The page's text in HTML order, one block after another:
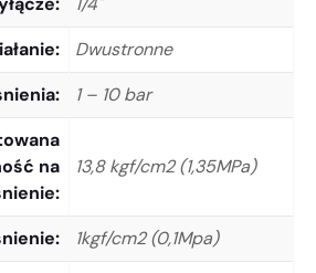
Dwustronne
1 – 10 bar
na
13,8 kgf/cm2 (1,35MPa)
1kgf/cm2 (0,1Mpa)